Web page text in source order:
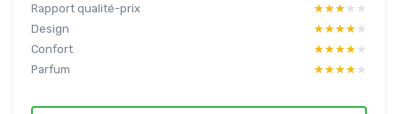
Rapport qualité-prix ★★★★★
★★★★★
Design
★★★★★
★★★★★
Confort
★★★★★
★★★★★
Parfum
★★★★★
★★★★★